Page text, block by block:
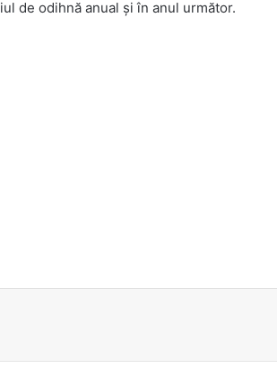
de odihnă anual și în anul următor.